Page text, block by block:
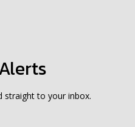
straight to your inbox.